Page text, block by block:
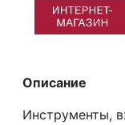
Описание
Инструменты,